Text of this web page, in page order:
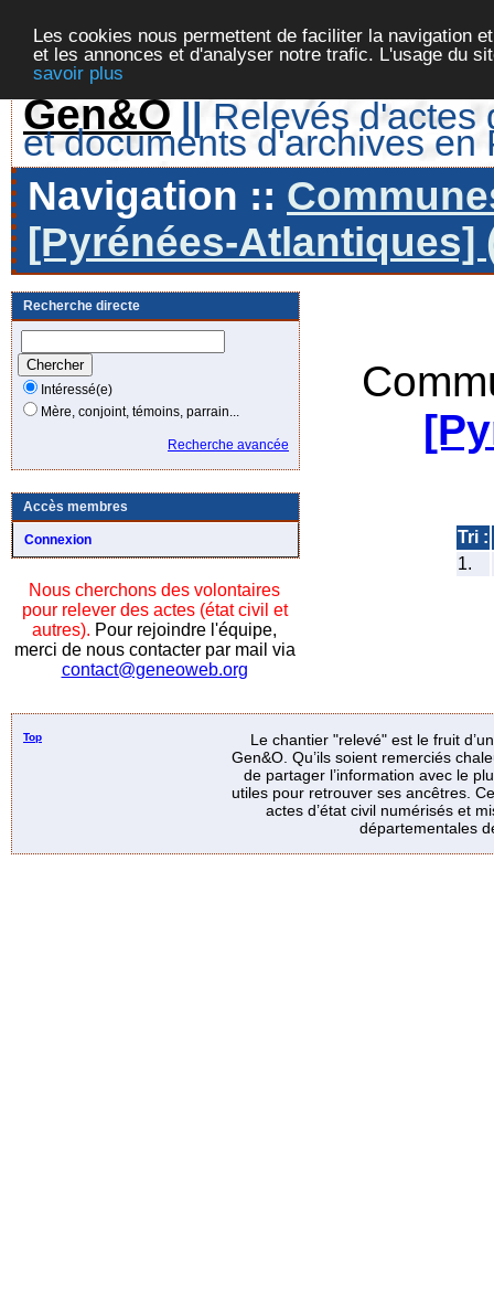
Les cookies nous permettent de faciliter la navigation
et les annonces et d'analyser notre trafic. L'usage du
savoir plus
Gen&O || Relevés d'actes
et documents d'archives en
Navigation ::
[Pyrénées-Atlantiques]
Recherche directe
Intéressé(e)
Mère, conjoint, témoins, parrain...
Recherche avancée
Accès membres
Connexion
Nous cherchons des volontaires
pour relever des actes (état civil et
autres). Pour rejoindre l'équipe,
merci de nous contacter par mail via
contact@geneoweb.org
Tri :
1.
Top
Le chantier "relevé" est le fruit
Gen&O. Qu’ils soient remerciés
de partager l’information avec le
utiles pour retrouver ses ancêtres.
actes d’état civil numérisés et
départementales